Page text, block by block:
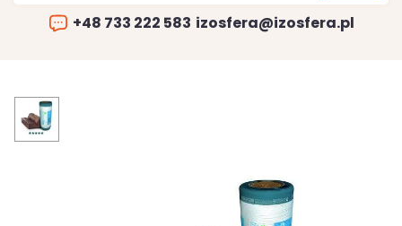
+48 733 222 583 izosfera@izosfera.pl